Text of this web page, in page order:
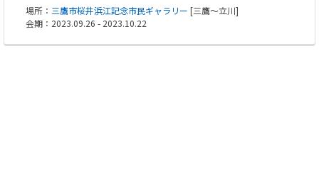
場所： 三鷹市桜井浜江記念市民ギャラリー [三鷹～立川]
会期：2023.09.26 - 2023.10.22